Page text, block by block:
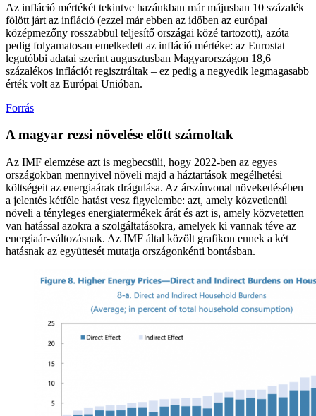
Az infláció mértékét tekintve hazánkban már májusban 10 százalék
fölött járt az infláció (ezzel már ebben az időben az európai
középmezőny rosszabbul teljesítő országai közé tartozott), azóta
pedig folyamatosan emelkedett az infláció mértéke: az Eurostat
legutóbbi adatai szerint augusztusban Magyarországon 18,6
százalékos inflációt regisztráltak – ez pedig a negyedik legmagasabb
érték volt az Európai Unióban.
Forrás
A magyar rezsi növelése előtt számoltak
Az IMF elemzése azt is megbecsüli, hogy 2022-ben az egyes
országokban mennyivel növeli majd a háztartások megélhetési
költségeit az energiaárak drágulása. Az árszínvonal növekedésében
a jelentés kétféle hatást vesz figyelembe: azt, amely közvetlenül
növeli a tényleges energiatermékek árát és azt is, amely közvetetten
van hatással azokra a szolgáltatásokra, amelyek ki vannak téve az
energiaár-változásnak. Az IMF által közölt grafikon ennek a két
hatásnak az együttesét mutatja országonkénti bontásban.